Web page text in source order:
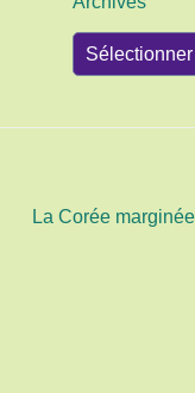
Archives
La Corée